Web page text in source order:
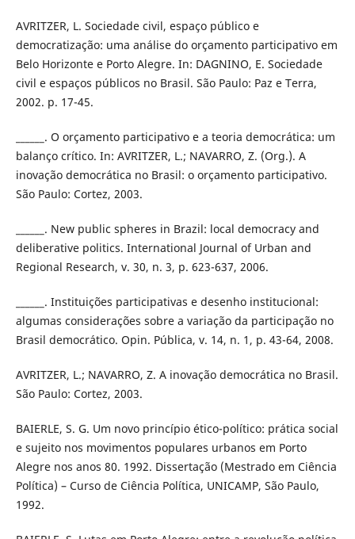
AVRITZER, L. Sociedade civil, espaço público e
democratização: uma análise do orçamento participativo em
Belo Horizonte e Porto Alegre. In: DAGNINO, E. Sociedade
civil e espaços públicos no Brasil. São Paulo: Paz e Terra,
2002. p. 17-45.
______. O orçamento participativo e a teoria democrática: um
balanço crítico. In: AVRITZER, L.; NAVARRO, Z. (Org.). A
inovação democrática no Brasil: o orçamento participativo.
São Paulo: Cortez, 2003.
______. New public spheres in Brazil: local democracy and
deliberative politics. International Journal of Urban and
Regional Research, v. 30, n. 3, p. 623-637, 2006.
______. Instituições participativas e desenho institucional:
algumas considerações sobre a variação da participação no
Brasil democrático. Opin. Pública, v. 14, n. 1, p. 43-64, 2008.
AVRITZER, L.; NAVARRO, Z. A inovação democrática no Brasil.
São Paulo: Cortez, 2003.
BAIERLE, S. G. Um novo princípio ético-político: prática social
e sujeito nos movimentos populares urbanos em Porto
Alegre nos anos 80. 1992. Dissertação (Mestrado em Ciência
Política) – Curso de Ciência Política, UNICAMP, São Paulo,
1992.